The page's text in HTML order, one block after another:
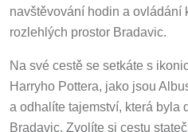
navštěvování hodin a ovládání
rozlehlých prostor Bradavic.
Na své cestě se setkáte s
Harryho Pottera, jako jsou
a odhalíte tajemství, která byla
Bradavic. Zvolíte si cestu